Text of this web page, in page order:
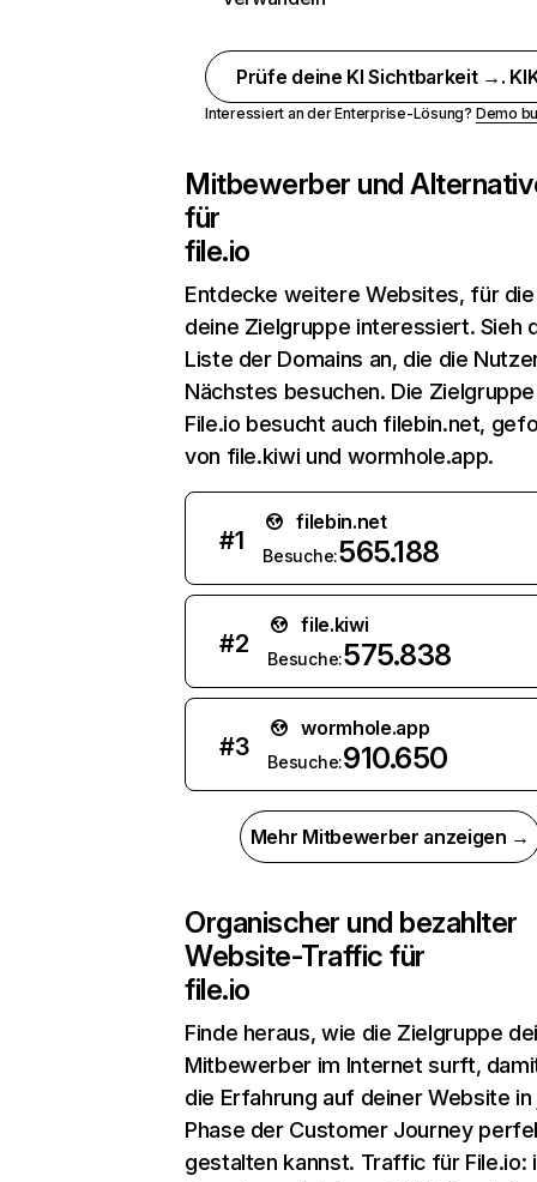
Prüfe deine KI Sichtbarkeit →.
Interessiert an der Enterprise-Lösung? Demo
Mitbewerber und
für
file.io
Entdecke weitere Websites, für
deine Zielgruppe interessiert. Sieh
Liste der Domains an, die die
Nächstes besuchen. Die
File.io besucht auch filebin.net,
von file.kiwi und wormhole.app.
#1
filebin.net
Besuche:565.188
#2
file.kiwi
Besuche:575.838
#3
wormhole.app
Besuche:910.650
Mehr Mitbewerber anzeigen →
Organischer und bezahlter
Website-Traffic für
file.io
Finde heraus, wie die Zielgruppe
Mitbewerber im Internet surft,
die Erfahrung auf deiner Website
Phase der Customer Journey
gestalten kannst. Traffic für File.io: